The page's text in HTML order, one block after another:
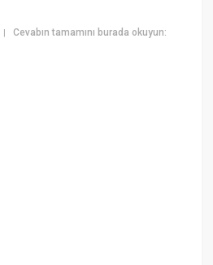
|Cevabın tamamını burada okuyun: